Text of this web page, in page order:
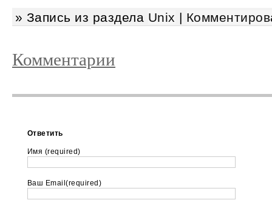
» Запись из раздела Unix |
Комментарии
Ответить
Имя (required)
Ваш Email(required)